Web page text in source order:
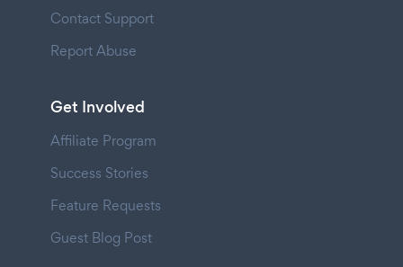
Contact Support
Report Abuse
Get Involved
Affiliate Program
Success Stories
Feature Requests
Guest Blog Post